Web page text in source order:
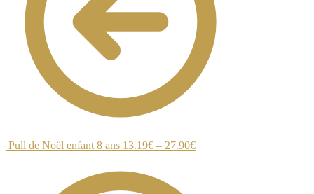
Pull de Noël enfant 8 ans 13.19€ – 27.90€